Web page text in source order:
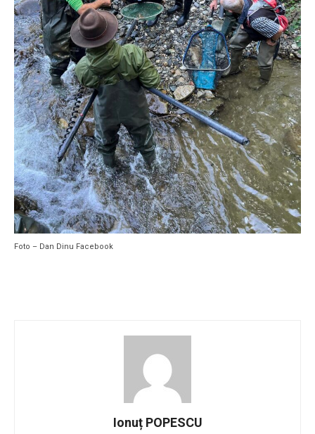
Foto – Dan Dinu Facebook
Ionuț POPESCU